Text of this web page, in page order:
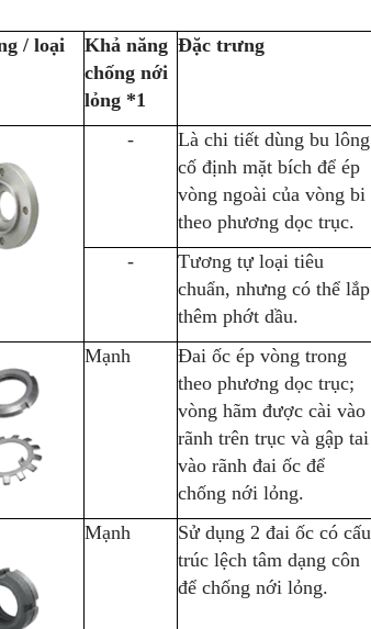
/ loại
Khả năng
chống nới
lỏng *1
Đặc trưng
-
Là chi tiết dùng bu lông
cố định mặt bích để ép
vòng ngoài của vòng bi
theo phương dọc trục.
-
Tương tự loại tiêu
chuẩn, nhưng có thể lắp
thêm phớt dầu.
Mạnh
Đai ốc ép vòng trong
theo phương dọc trục;
vòng hãm được cài vào
rãnh trên trục và gập tai
vào rãnh đai ốc để
chống nới lỏng.
Mạnh
Sử dụng 2 đai ốc có cấu
trúc lệch tâm dạng côn
để chống nới lỏng.